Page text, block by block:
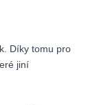
Díky tomu pro
jiní